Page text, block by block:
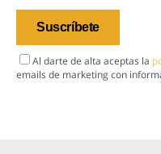
Al darte de alta aceptas la
emails de marketing con